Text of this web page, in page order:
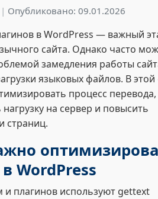
| Опубликовано: 09.01.2026
в WordPress — важный
сайта. Однако часто
замедления работы
языковых файлов. В этой
процесс
на сервер и повысить
страниц.
WordPress
и плагинов используют gettext